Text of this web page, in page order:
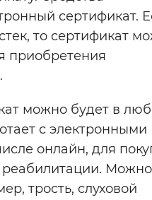
сертификат.
то сертификат
приобретения
можно будет в
с электронными
онлайн, для
реабилитации. Можно
трость, слуховой